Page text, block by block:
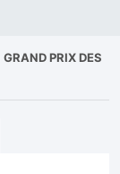
GRAND PRIX DES